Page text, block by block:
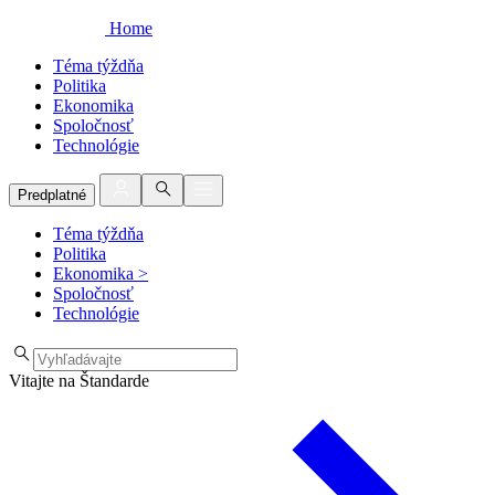
Home
Téma týždňa
Politika
Ekonomika
Spoločnosť
Technológie
Predplatné
Téma týždňa
Politika
Ekonomika >
Spoločnosť
Technológie
Vitajte na Štandarde